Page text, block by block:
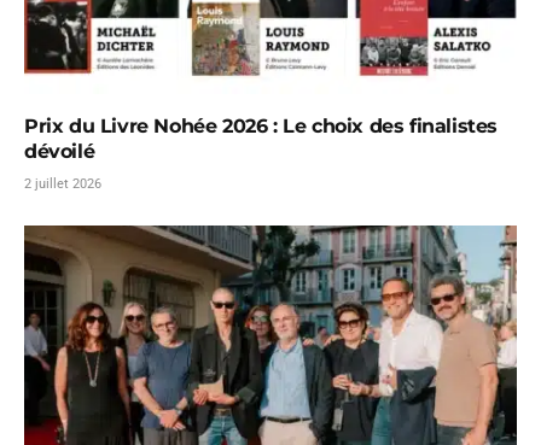
Prix du Livre Nohée 2026 : Le choix des finalistes
dévoilé
2 juillet 2026